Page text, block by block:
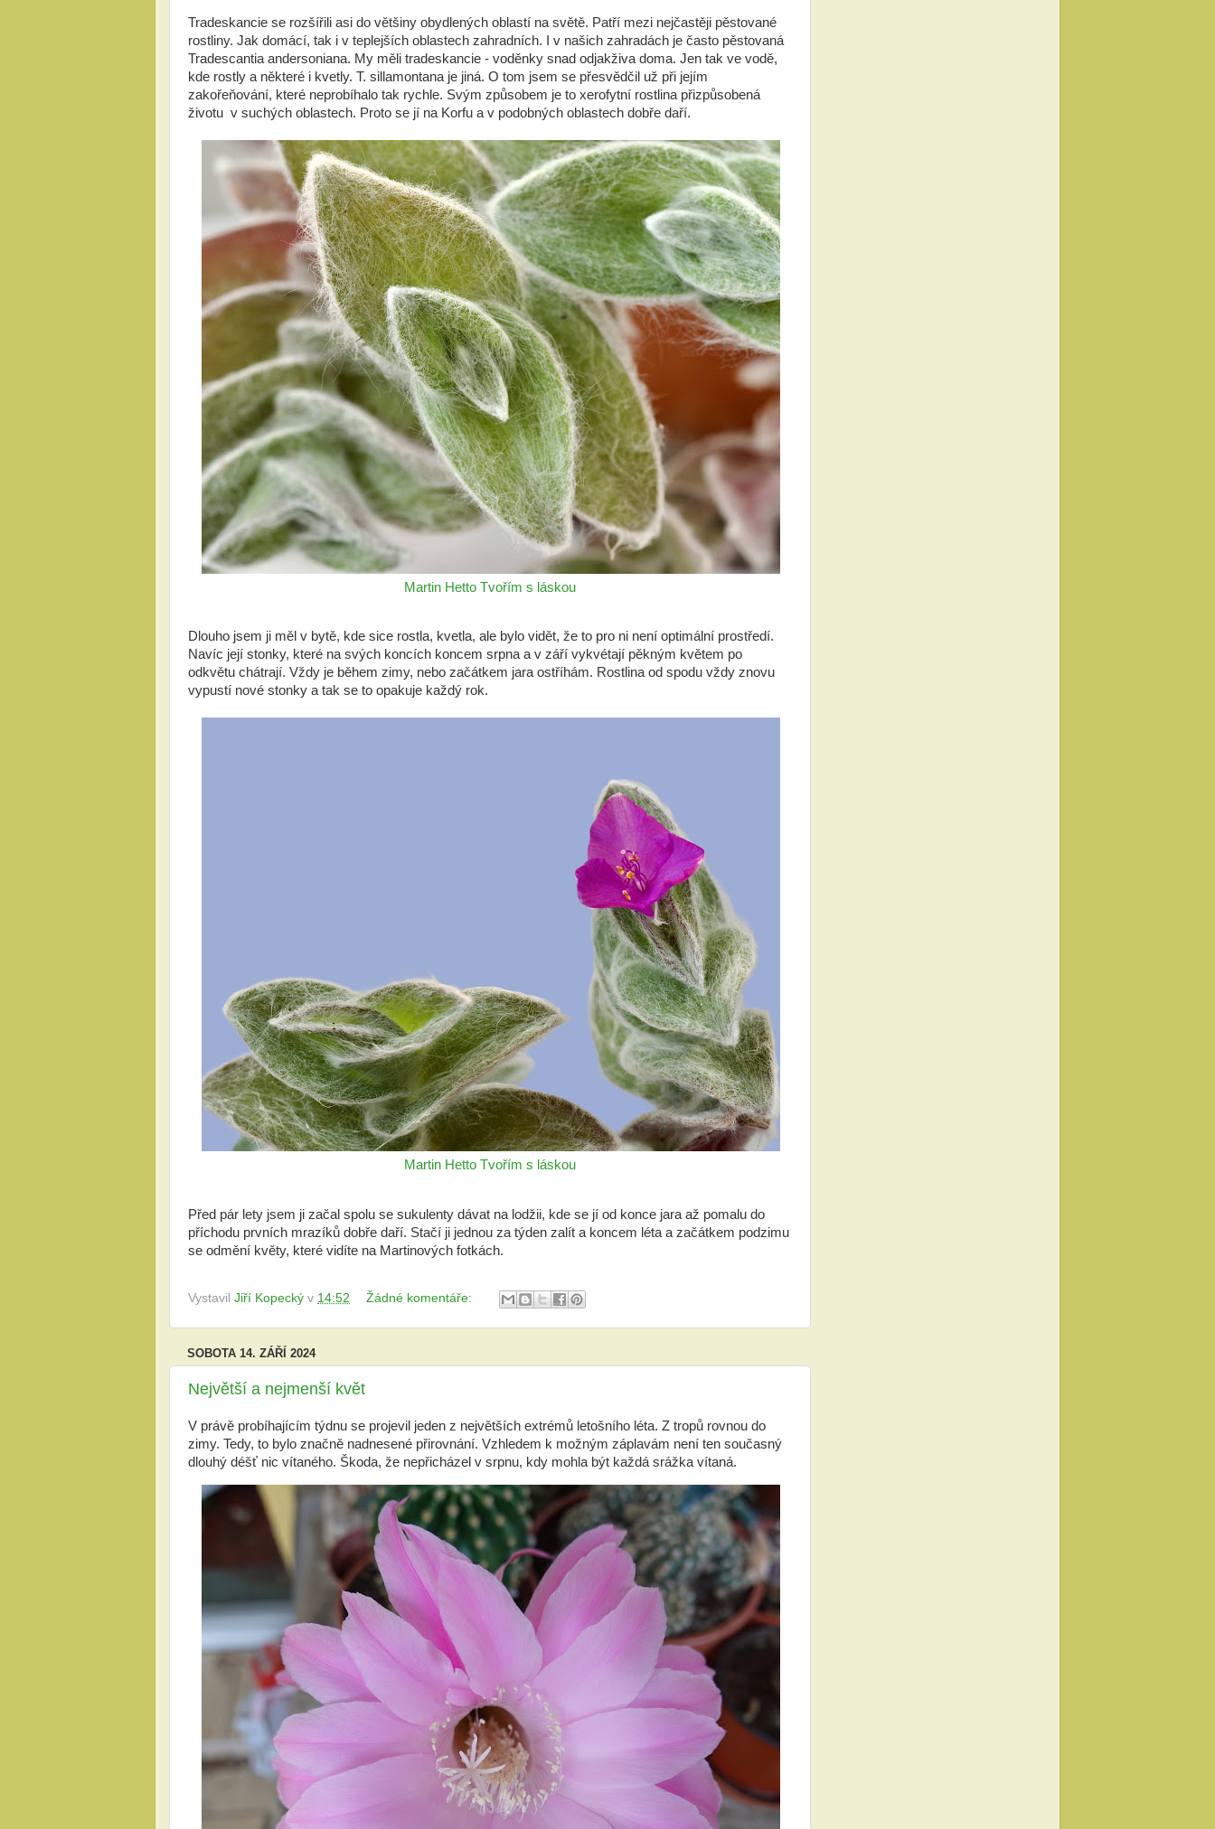
Tradeskancie se rozšířili asi do většiny obydlených oblastí na světě. Patří mezi nejčastěji pěstované
rostliny. Jak domácí, tak i v teplejších oblastech zahradních. I v našich zahradách je často pěstovaná
Tradescantia andersoniana. My měli tradeskancie - voděnky snad odjakživa doma. Jen tak ve vodě,
kde rostly a některé i kvetly. T. sillamontana je jiná. O tom jsem se přesvědčil už při jejím
zakořeňování, které neprobíhalo tak rychle. Svým způsobem je to xerofytní rostlina přizpůsobená
životu v suchých oblastech. Proto se jí na Korfu a v podobných oblastech dobře daří.
Martin Hetto Tvořím s láskou
Dlouho jsem ji měl v bytě, kde sice rostla, kvetla, ale bylo vidět, že to pro ni není optimální prostředí.
Navíc její stonky, které na svých koncích koncem srpna a v září vykvétají pěkným květem po
odkvětu chátrají. Vždy je během zimy, nebo začátkem jara ostříhám. Rostlina od spodu vždy znovu
vypustí nové stonky a tak se to opakuje každý rok.
Martin Hetto Tvořím s láskou
Před pár lety jsem ji začal spolu se sukulenty dávat na lodžii, kde se jí od konce jara až pomalu do
příchodu prvních mrazíků dobře daří. Stačí ji jednou za týden zalít a koncem léta a začátkem podzimu
se odmění květy, které vidíte na Martinových fotkách.
Vystavil Jiří Kopecký v 14:52 Žádné komentáře:
SOBOTA 14. ZÁŘÍ 2024
Největší a nejmenší květ
V právě probíhajícím týdnu se projevil jeden z největších extrémů letošního léta. Z tropů rovnou do
zimy. Tedy, to bylo značně nadnesené přirovnání. Vzhledem k možným záplavám není ten současný
dlouhý déšť nic vítaného. Škoda, že nepřicházel v srpnu, kdy mohla být každá srážka vítaná.